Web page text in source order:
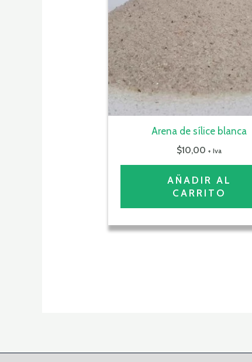
Arena de sílice blanca
$10,00 + Iva
AÑADIR AL
CARRITO